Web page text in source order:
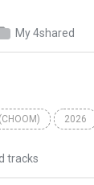
My 4shared
2026
tracks